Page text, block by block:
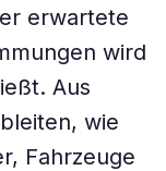
erwartete
wird
Aus
wie
Fahrzeuge